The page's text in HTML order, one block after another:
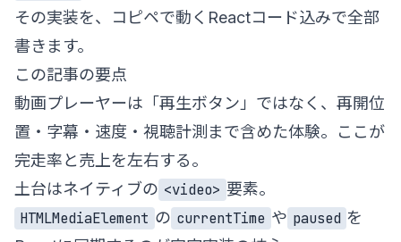
その実装を、コピペで動くReactコード込みで全部
書きます。
この記事の要点
動画プレーヤーは「再生ボタン」ではなく、再開位
置・字幕・速度・視聴計測まで含めた体験。ここが
完走率と売上を左右する。
土台はネイティブの <video> 要素。
HTMLMediaElement の currentTime や paused を